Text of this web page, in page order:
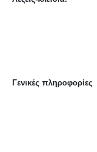
Γενικές πληροφορίες